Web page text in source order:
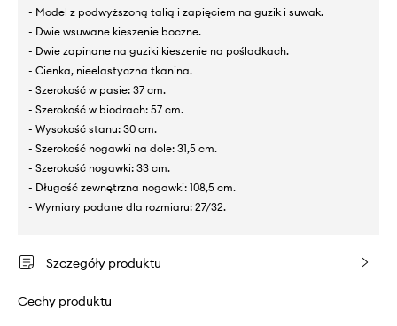
- Model z podwyższoną talią i zapięciem na guzik i suwak.
- Dwie wsuwane kieszenie boczne.
- Dwie zapinane na guziki kieszenie na pośladkach.
- Cienka, nieelastyczna tkanina.
- Szerokość w pasie: 37 cm.
- Szerokość w biodrach: 57 cm.
- Wysokość stanu: 30 cm.
- Szerokość nogawki na dole: 31,5 cm.
- Szerokość nogawki: 33 cm.
- Długość zewnętrzna nogawki: 108,5 cm.
- Wymiary podane dla rozmiaru: 27/32.
Szczegóły produktu
Cechy produktu